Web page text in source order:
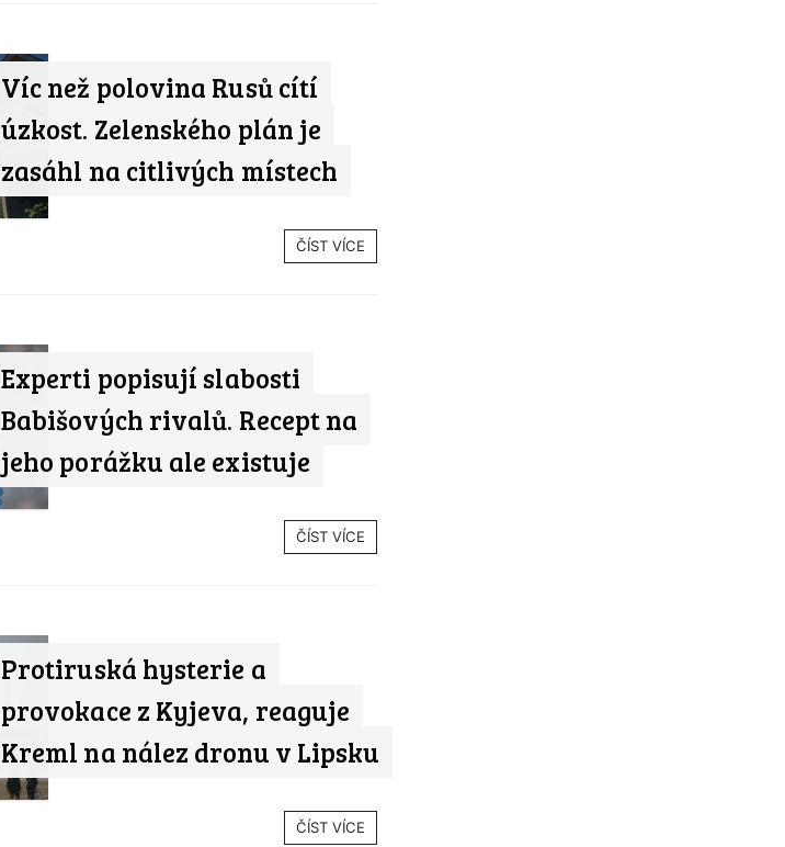
Víc než polovina Rusů cítí
úzkost. Zelenského plán je
zasáhl na citlivých místech
ČÍST VÍCE
Experti popisují slabosti
Babišových rivalů. Recept na
jeho porážku ale existuje
ČÍST VÍCE
Protiruská hysterie a
provokace z Kyjeva, reaguje
Kreml na nález dronu v Lipsku
ČÍST VÍCE